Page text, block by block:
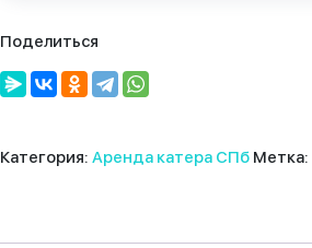
Поделиться
Категория:Аренда катера СПб Метка: